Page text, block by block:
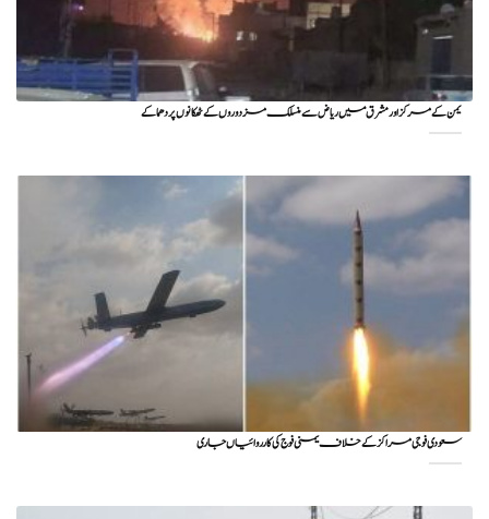
یمن کے مرکز اور مشرق میں ریاض سے منسلک مزدوروں کے ٹھکانوں پر دھماکے
سعودی فوجی مراکز کے خلاف یمنی فوج کی کارروائیاں جاری